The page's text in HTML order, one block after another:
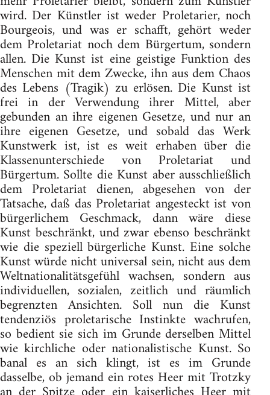
wird. Der Künstler ist weder Proletarier, noch
Bourgeois, und was er schafft, gehört weder
dem Proletariat noch dem Bürgertum, sondern
allen. Die Kunst ist eine geistige Funktion des
Menschen mit dem Zwecke, ihn aus dem Chaos
des Lebens (Tragik) zu erlösen. Die Kunst ist
frei in der Verwendung ihrer Mittel, aber
gebunden an ihre eigenen Gesetze, und nur an
ihre eigenen Gesetze, und sobald das Werk
Kunstwerk ist, ist es weit erhaben über die
Klassenunterschiede von Proletariat und
Bürgertum. Sollte die Kunst aber ausschließlich
dem Proletariat dienen, abgesehen von der
Tatsache, daß das Proletariat angesteckt ist von
bürgerlichem Geschmack, dann wäre diese
Kunst beschränkt, und zwar ebenso beschränkt
wie die speziell bürgerliche Kunst. Eine solche
Kunst würde nicht universal sein, nicht aus dem
Weltnationalitätsgefühl wachsen, sondern aus
individuellen, sozialen, zeitlich und räumlich
begrenzten Ansichten. Soll nun die Kunst
tendenziös proletarische Instinkte wachrufen,
so bedient sie sich im Grunde derselben Mittel
wie kirchliche oder nationalistische Kunst. So
banal es an sich klingt, ist es im Grunde
dasselbe, ob jemand ein rotes Heer mit Trotzky